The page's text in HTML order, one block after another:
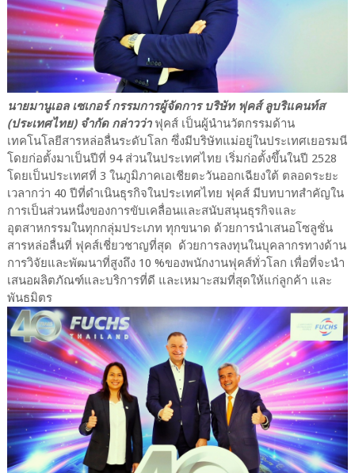
นายมานูเอล เซเกอร์ กรรมการผู้จัดการ บริษัท ฟุคส์ ลูบริแคนท์ส
(ประเทศไทย) จำกัด กล่าวว่าฟุคส์ เป็นผู้นำนวัตกรรมด้าน
เทคโนโลยีสารหล่อลื่นระดับโลก ซึ่งมีบริษัทแม่อยู่ในประเทศเยอรมนี
โดยก่อตั้งมาเป็นปีที่ 94 ส่วนในประเทศไทย เริ่มก่อตั้งขึ้นในปี 2528
โดยเป็นประเทศที่ 3 ในภูมิภาคเอเชียตะวันออกเฉียงใต้ ตลอดระยะ
เวลากว่า 40 ปีที่ดำเนินธุรกิจในประเทศไทย ฟุคส์ มีบทบาทสำคัญใน
การเป็นส่วนหนึ่งของการขับเคลื่อนและสนับสนุนธุรกิจและ
อุตสาหกรรมในทุกกลุ่มประเภท ทุกขนาด ด้วยการนำเสนอโซลูชั่น
สารหล่อลื่นที่ ฟุคส์เชี่ยวชาญที่สุด ด้วยการลงทุนในบุคลากรทางด้าน
การวิจัยและพัฒนาที่สูงถึง 10 %ของพนักงานฟุคส์ทั่วโลก เพื่อที่จะนำ
เสนอผลิตภัณฑ์และบริการที่ดี และเหมาะสมที่สุดให้แก่ลูกค้า และ
พันธมิตร